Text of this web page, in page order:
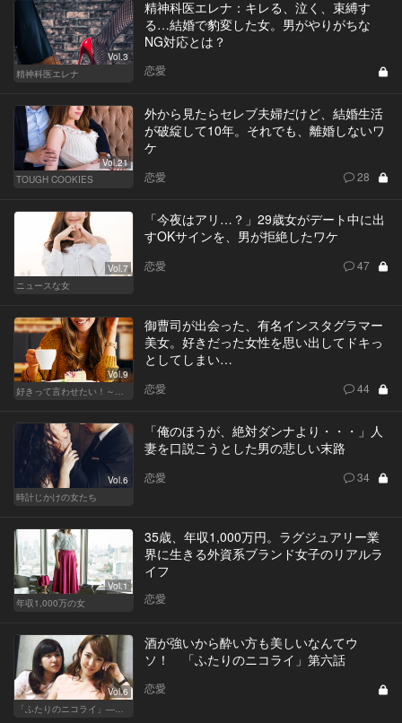
Vol.3
精神科医エレナ
精神科医エレナ：キレる、泣く、束縛す
る…結婚で豹変した女。男がやりがちな
NG対応とは？
恋愛
Vol.21
TOUGH COOKIES
外から見たらセレブ夫婦だけど、結婚生活
が破綻して10年。それでも、離婚しないワ
ケ
恋愛 28
Vol.7
ニュースな女
「今夜はアリ…？」29歳女がデート中に出
すOKサインを、男が拒絶したワケ
恋愛 47
Vol.9
御曹司が出会った、有名インスタグラマー
美女。好きだった女性を思い出してドキっ
としてしまい…
恋愛 44
Vol.6
時計じかけの女たち
「俺のほうが、絶対ダンナより・・・」人
妻を口説こうとした男の悲しい末路
恋愛 34
Vol.1
年収1,000万の女
35歳、年収1,000万円。ラグジュアリー業
界に生きる外資系ブランド女子のリアルラ
イフ
恋愛
Vol.6
酒が強いから酔い方も美しいなんてウ
ソ！ 「ふたりのニコライ」第六話
恋愛